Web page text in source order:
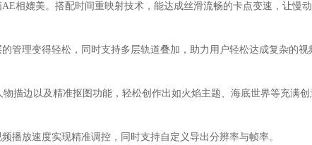
相媲美。搭配时间重映射技术，能达成丝滑流畅的卡点变速，让慢
管理变得轻松，同时支持多层轨道叠加，助力用户轻松达成复杂的视
描边以及精准抠图功能，轻松创作出如火焰主题、海底世界等充满创
播放速度实现精准调控，同时支持自定义导出分辨率与帧率。